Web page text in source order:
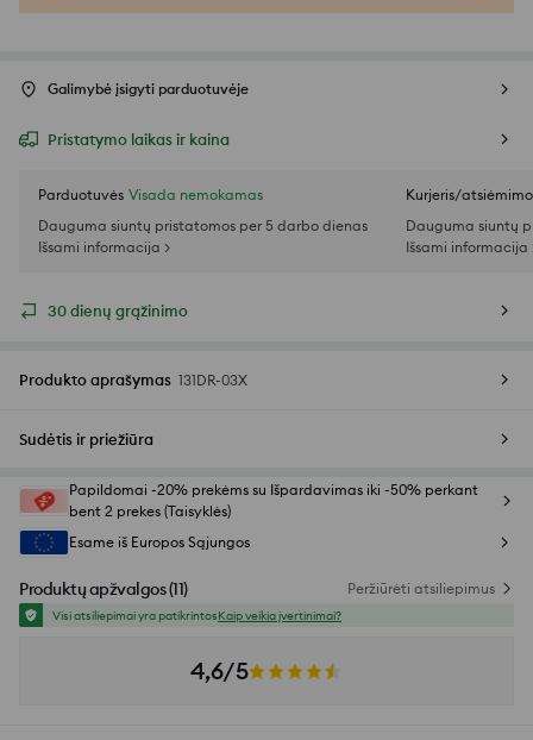
Galimybė įsigyti parduotuvėje
Pristatymo laikas ir kaina
Parduotuvės Visada nemokamas
Dauguma siuntų pristatomos per 5 darbo dienas
Išsami informacija >
Kurjeris/
Dauguma siuntų
Išsami informacija
30 dienų grąžinimo
Produkto aprašymas 131DR-03X
Sudėtis ir priežiūra
Papildomai -20% prekėms su Išpardavimas iki -50% perkant
bent 2 prekes (Taisyklės)
Esame iš Europos Sąjungos
Produktų apžvalgos(11) Peržiūrėti atsiliepimus
Visi atsiliepimai yra patikrintosKaip veikia įvertinimai?
4,6/5